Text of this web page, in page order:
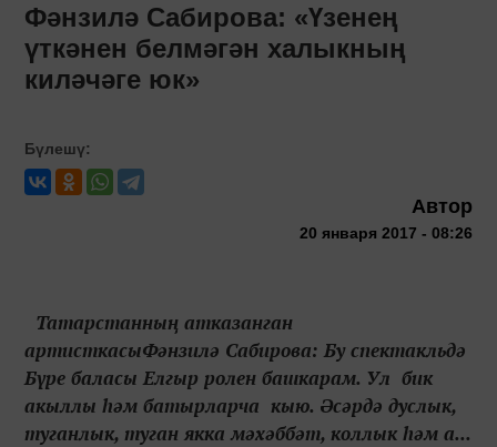
Фәнзилә Сабирова: «Үзенең
үткәнен белмәгән халыкның
киләчәге юк»
Бүлешү:
Автор
20 января 2017 - 08:26
Татарстанның атказанган
артисткасыФәнзилә Сабирова: Бу спектакльдә
Бүре баласы Елгыр ролен башкарам. Ул бик
акыллы һәм батырларча кыю. Әсәрдә дуслык,
туганлык, туган якка мәхәббәт, коллык һәм а...